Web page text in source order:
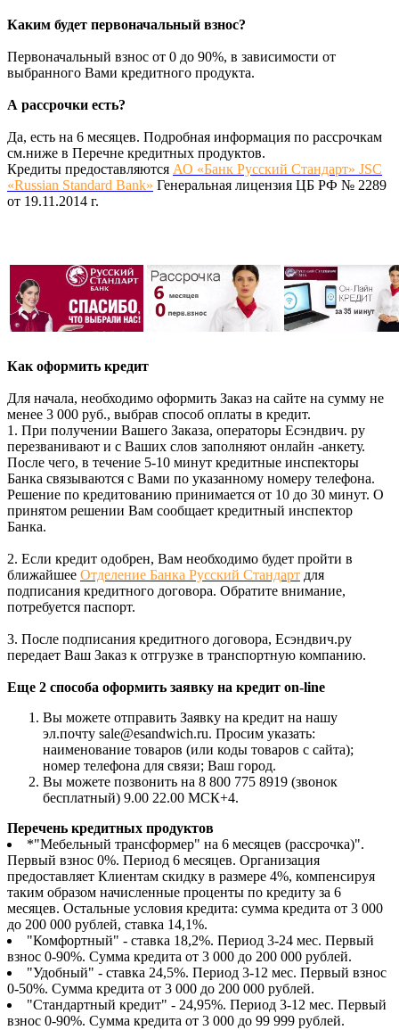
Каким будет первоначальный взнос?
Первоначальный взнос от 0 до 90%, в зависимости от
выбранного Вами кредитного продукта.
А рассрочки есть?
Да, есть на 6 месяцев. Подробная информация по рассрочкам
см.ниже в Перечне кредитных продуктов.
Кредиты предоставляются АО «Банк Русский Стандарт» JSC
«Russian Standard Bank» Генеральная лицензия ЦБ РФ № 2289
от 19.11.2014 г.
Как оформить кредит
Для начала, необходимо оформить Заказ на сайте на сумму не
менее 3 000 руб., выбрав способ оплаты в кредит.
1. При получении Вашего Заказа, операторы Есэндвич. ру
перезванивают и с Ваших слов заполняют онлайн -анкету.
После чего, в течение 5-10 минут кредитные инспекторы
Банка связываются с Вами по указанному номеру телефона.
Решение по кредитованию принимается от 10 до 30 минут. О
принятом решении Вам сообщает кредитный инспектор
Банка.
2. Если кредит одобрен, Вам необходимо будет пройти в
ближайшее Отделение Банка Русский Стандарт для
подписания кредитного договора. Обратите внимание,
потребуется паспорт.
3. После подписания кредитного договора, Есэндвич.ру
передает Ваш Заказ к отгрузке в транспортную компанию.
Еще 2 способа оформить заявку на кредит on-line
Вы можете отправить Заявку на кредит на нашу
эл.почту sale@esandwich.ru. Просим указать:
наименование товаров (или коды товаров с сайта);
номер телефона для связи; Ваш город.
Вы можете позвонить на 8 800 775 8919 (звонок
бесплатный) 9.00 22.00 МСК+4.
Перечень кредитных продуктов
*"Мебельный трансформер" на 6 месяцев (рассрочка)".
Первый взнос 0%. Период 6 месяцев. Организация
предоставляет Клиентам скидку в размере 4%, компенсируя
таким образом начисленные проценты по кредиту за 6
месяцев. Остальные условия кредита: сумма кредита от 3 000
до 200 000 рублей, ставка 14,1%.
"Комфортный" - ставка 18,2%. Период 3-24 мес. Первый
взнос 0-90%. Сумма кредита от 3 000 до 200 000 рублей.
"Удобный" - ставка 24,5%. Период 3-12 мес. Первый взнос
0-50%. Сумма кредита от 3 000 до 200 000 рублей.
"Стандартный кредит" - 24,95%. Период 3-12 мес. Первый
взнос 0-90%. Сумма кредита от 3 000 до 99 999 рублей.